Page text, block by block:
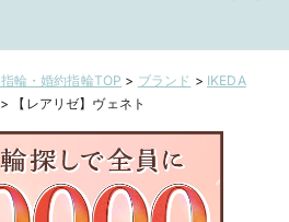
輪・婚約指輪TOP > ブランド > IKEDA
> 【レアリゼ】ヴェネト